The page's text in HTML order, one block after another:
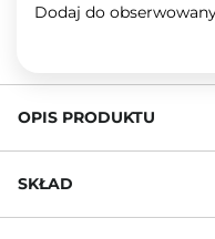
Dodaj do
OPIS PRODUKTU
SKŁAD